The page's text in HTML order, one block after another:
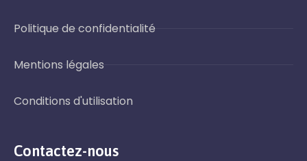
Politique de confidentialité
Mentions légales
Conditions d'utilisation
Contactez-nous